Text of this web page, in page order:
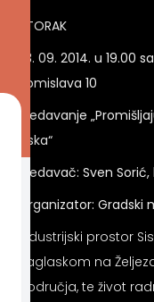
UTORAK
23. 09. 2014. u 19.00
Tomislava 10
Predavanje
Siska“
Predavač: Sven
Organizator: Gradski
Industrijski prostor
naglaskom na
područja, te život
profil za